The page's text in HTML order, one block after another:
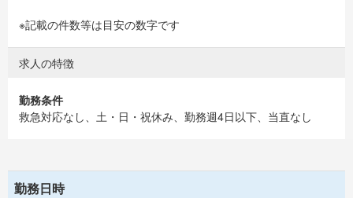
※記載の件数等は目安の数字です
求人の特徴
勤務条件
救急対応なし、土・日・祝休み、勤務週4日以下、当直なし
勤務日時